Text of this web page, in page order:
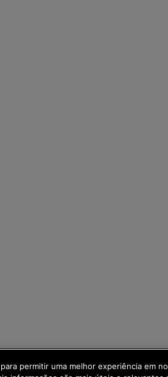
permitir uma melhor experiência em